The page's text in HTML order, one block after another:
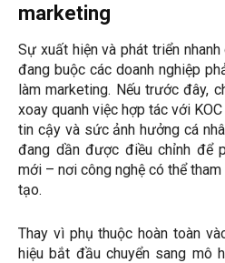
marketing
Sự xuất hiện và phát triển
đang buộc các doanh nghiệp
làm marketing. Nếu trước đây,
xoay quanh việc hợp tác với
tin cậy và sức ảnh hưởng cá
đang dần được điều chỉnh để
mới – nơi công nghệ có thể
tạo.
Thay vì phụ thuộc hoàn toàn
hiệu bắt đầu chuyển sang mô